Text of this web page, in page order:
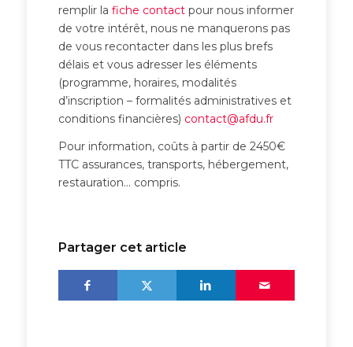
remplir la fiche contactpour nous informer
de votre intérêt, nous ne manquerons pas
de vous recontacter dans les plus brefs
délais et vous adresser les éléments
(programme, horaires, modalités
d’inscription – formalités administratives et
conditions financières) contact@afdu.fr
Pour information, coûts à partir de 2450€
TTC assurances, transports, hébergement,
restauration… compris.
Partager cet article